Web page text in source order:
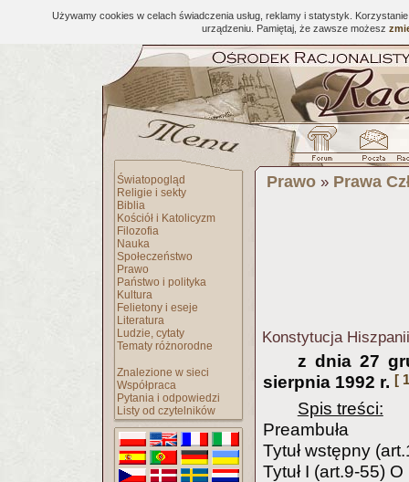
Używamy cookies w celach świadczenia usług, reklamy i statystyk.
urządzeniu. Pamiętaj, że zawsze możesz
Światopogląd
Religie i sekty
Biblia
Kościół i Katolicyzm
Filozofia
Nauka
Społeczeństwo
Prawo
Państwo i polityka
Kultura
Felietony i eseje
Literatura
Ludzie, cytaty
Tematy różnorodne
Znalezione w sieci
Współpraca
Pytania i odpowiedzi
Listy od czytelników
Prawo » Prawa
Konstytucja Hiszpanii
z dnia 27
sierpnia 1992 r. [
Spis treści:
Preambuła
Tytuł wstępny
Tytuł I (art.9-55)